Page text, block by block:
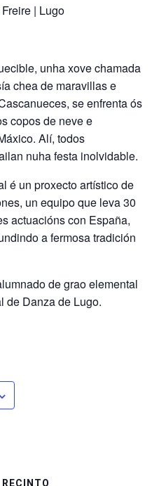
| Lugo
unha xove chamada
chea de maravillas e
se enfrenta ós
copos de neve e
Alí, todos
nuha festa inolvidable.
é un proxecto artístico de
un equipo que leva 30
actuacións con España,
a fermosa tradición
de grao elemental
de Danza de Lugo.
RECINTO